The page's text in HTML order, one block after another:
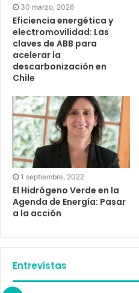
30 marzo, 2026
Eficiencia energética y
electromovilidad: Las
claves de ABB para
acelerar la
descarbonización en
Chile
1 septiembre, 2022
El Hidrógeno Verde en la
Agenda de Energía: Pasar
a la acción
Entrevistas